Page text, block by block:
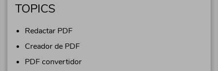
TOPICS
Redactar PDF
Creador de PDF
PDF convertidor